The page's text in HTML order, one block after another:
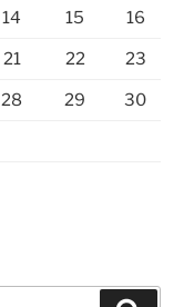
14 15 16
21 22 23
28 29 30